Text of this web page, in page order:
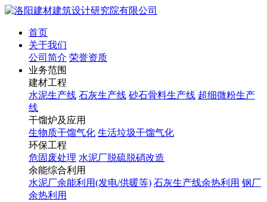
首页
关于我们
公司简介 荣誉资质
业务范围
建材工程
水泥生产线 石灰生产线 砂石骨料生产线 超细微粉生产
线
干馏炉及应用
生物质干馏气化 生活垃圾干馏气化
环保工程
危固废处理 水泥厂脱硫脱硝改造
余能综合利用
水泥厂余能利用(发电/供暖等) 石灰生产线余热利用 钢厂
余热利用